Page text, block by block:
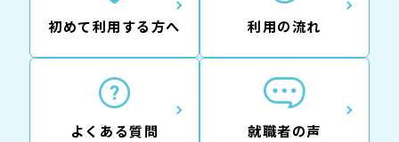
初めて利用する方へ 利用の流れ
よくある質問 就職者の声